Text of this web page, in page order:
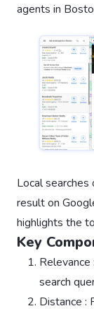
agents in
Local
result on
highlights the
Key
search
Distance :